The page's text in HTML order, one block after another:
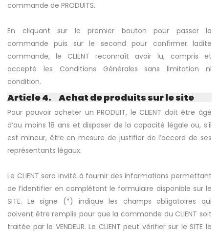
commande de PRODUITS.
En cliquant sur le premier bouton pour passer la
commande puis sur le second pour confirmer ladite
commande, le CLIENT reconnaît avoir lu, compris et
accepté les Conditions Générales sans limitation ni
condition.
Article 4. Achat de produits sur le site
Pour pouvoir acheter un PRODUIT, le CLIENT doit être âgé
d’au moins 18 ans et disposer de la capacité légale ou, s’il
est mineur, être en mesure de justifier de l’accord de ses
représentants légaux.
Le CLIENT sera invité à fournir des informations permettant
de l’identifier en complétant le formulaire disponible sur le
SITE. Le signe (*) indique les champs obligatoires qui
doivent être remplis pour que la commande du CLIENT soit
traitée par le VENDEUR. Le CLIENT peut vérifier sur le SITE le